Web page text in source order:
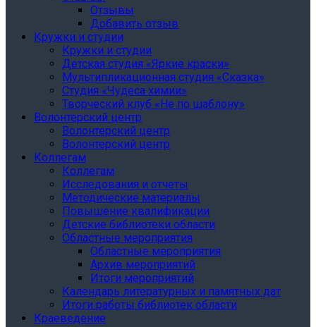
Отзывы
Добавить отзыв
Кружки и студии
Кружки и студии
Детская студия «Яркие краски»
Мультипликационная студия «Сказка»
Студия «Чудеса химии»
Творческий клуб «Не по шаблону»
Волонтерский центр
Волонтерский центр
Волонтерский центр
Коллегам
Коллегам
Исследования и отчеты
Методические материалы
Повышение квалификации
Детские библиотеки области
Областные мероприятия
Областные мероприятия
Архив мероприятий
Итоги мероприятий
Календарь литературных и памятных дат
Итоги работы библиотек области
Краеведение